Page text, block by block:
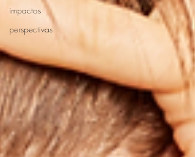
impactos
perspectivas